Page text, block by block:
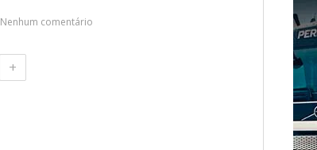
Nenhum comentário
+